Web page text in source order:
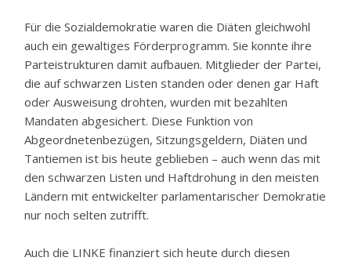
Für die Sozialdemokratie waren die Diäten gleichwohl
auch ein gewaltiges Förderprogramm. Sie konnte ihre
Parteistrukturen damit aufbauen. Mitglieder der Partei,
die auf schwarzen Listen standen oder denen gar Haft
oder Ausweisung drohten, wurden mit bezahlten
Mandaten abgesichert. Diese Funktion von
Abgeordnetenbezügen, Sitzungsgeldern, Diäten und
Tantiemen ist bis heute geblieben – auch wenn das mit
den schwarzen Listen und Haftdrohung in den meisten
Ländern mit entwickelter parlamentarischer Demokratie
nur noch selten zutrifft.
Auch die LINKE finanziert sich heute durch diesen